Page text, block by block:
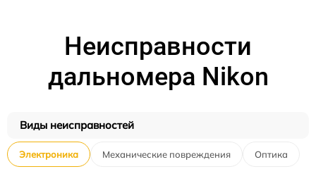
Неисправности
дальномера Nikon
Виды неисправностей
Электроника Механические повреждения Оптика